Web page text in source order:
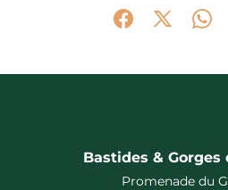
Partager sur
Bastides & Gorges
Promenade du